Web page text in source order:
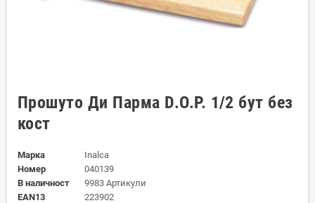
Прошуто Ди Парма D.O.P. 1/2 бут без
кост
Марка
Inalca
Номер
040139
В наличност
9983 Артикули
EAN13
223902